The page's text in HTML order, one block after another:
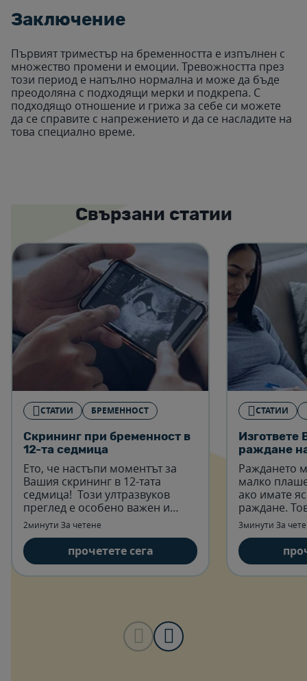
Заключение
Първият триместър на бременността е изпълнен с
множество промени и емоции. Тревожността през
този период е напълно нормална и може да бъде
преодоляна с подходящи мерки и подкрепа. С
подходящо отношение и грижа за себе си можете
да се справите с напрежението и да се насладите на
това специално време.
Свързани статии
СТАТИИ БРЕМЕННОСТ
Скрининг при бременност в
12-та седмица
Ето, че настъпи моментът за
Вашия скрининг в 12-тата
седмица! Този ултразвуков
преглед е особено важен и
може да бъде доста
емоционален, затова е добре
да сте подготвени със сп
2минути За четене
прочетете сега
СТАТИИ
Изгответе
раждане
Раждането
малко
ако имате
раждане.
да бъдете
протече
3минути За